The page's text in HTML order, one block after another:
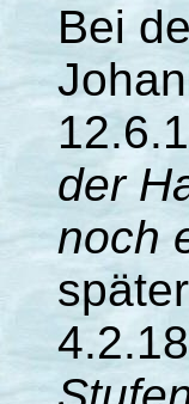
Bei
der
noch